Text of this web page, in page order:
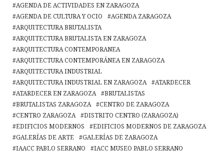
AGENDA DE ACTIVIDADES EN ZARAGOZA
AGENDA DE CULTURA Y OCIO
AGENDA ZARAGOZA
ARQUITECTURA BRUTALISTA
ARQUITECTURA BRUTALISTA EN ZARAGOZA
ARQUITECTURA CONTEMPORANEA
ARQUITECTURA CONTEMPORÁNEA EN ZARAGOZA
ARQUITECTURA INDUSTRIAL
ARQUITECTURA INDUSTRIAL EN ZARAGOZA
ATARDECER
ATARDECER EN ZARAGOZA
BRUTALISTAS
BRUTALISTAS ZARAGOZA
CENTRO DE ZARAGOZA
CENTRO ZARAGOZA
DISTRITO CENTRO (ZARAGOZA)
EDIFICIOS MODERNOS
EDIFICIOS MODERNOS DE ZARAGOZA
GALERÍAS DE ARTE
GALERÍAS DE ZARAGOZA
IAACC PABLO SERRANO
IACC MUSEO PABLO SERRANO